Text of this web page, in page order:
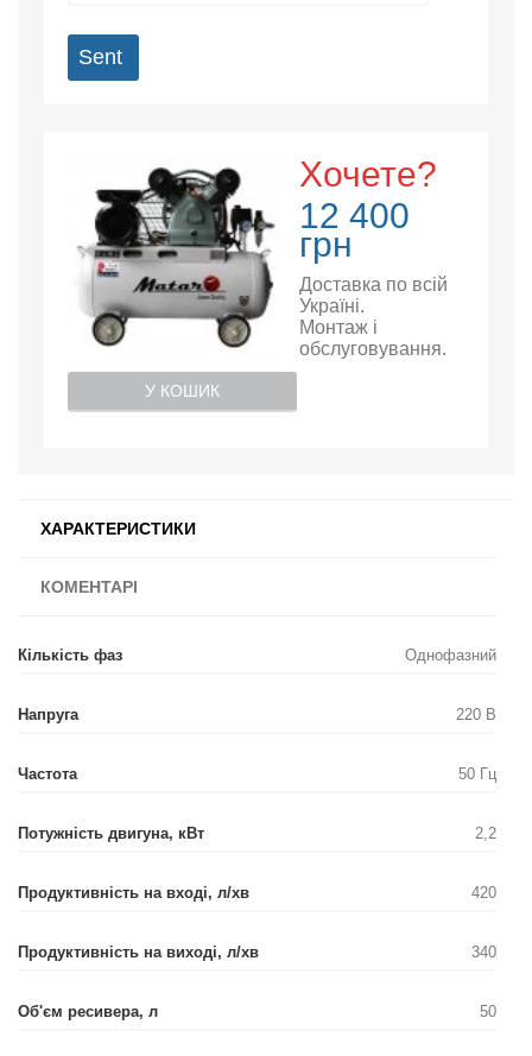
Sent
Хочете?
12 400
грн
Доставка по всій
Україні.
Монтаж і
обслуговування.
У КОШИК
ХАРАКТЕРИСТИКИ
КОМЕНТАРІ
Кількість фаз Однофазний
Напруга 220 В
Частота 50 Гц
Потужність двигуна, кВт 2,2
Продуктивність на вході, л/хв 420
Продуктивність на виході, л/хв 340
Об'єм ресивера, л 50